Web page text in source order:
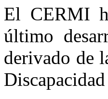
El CERMI
último
derivado de